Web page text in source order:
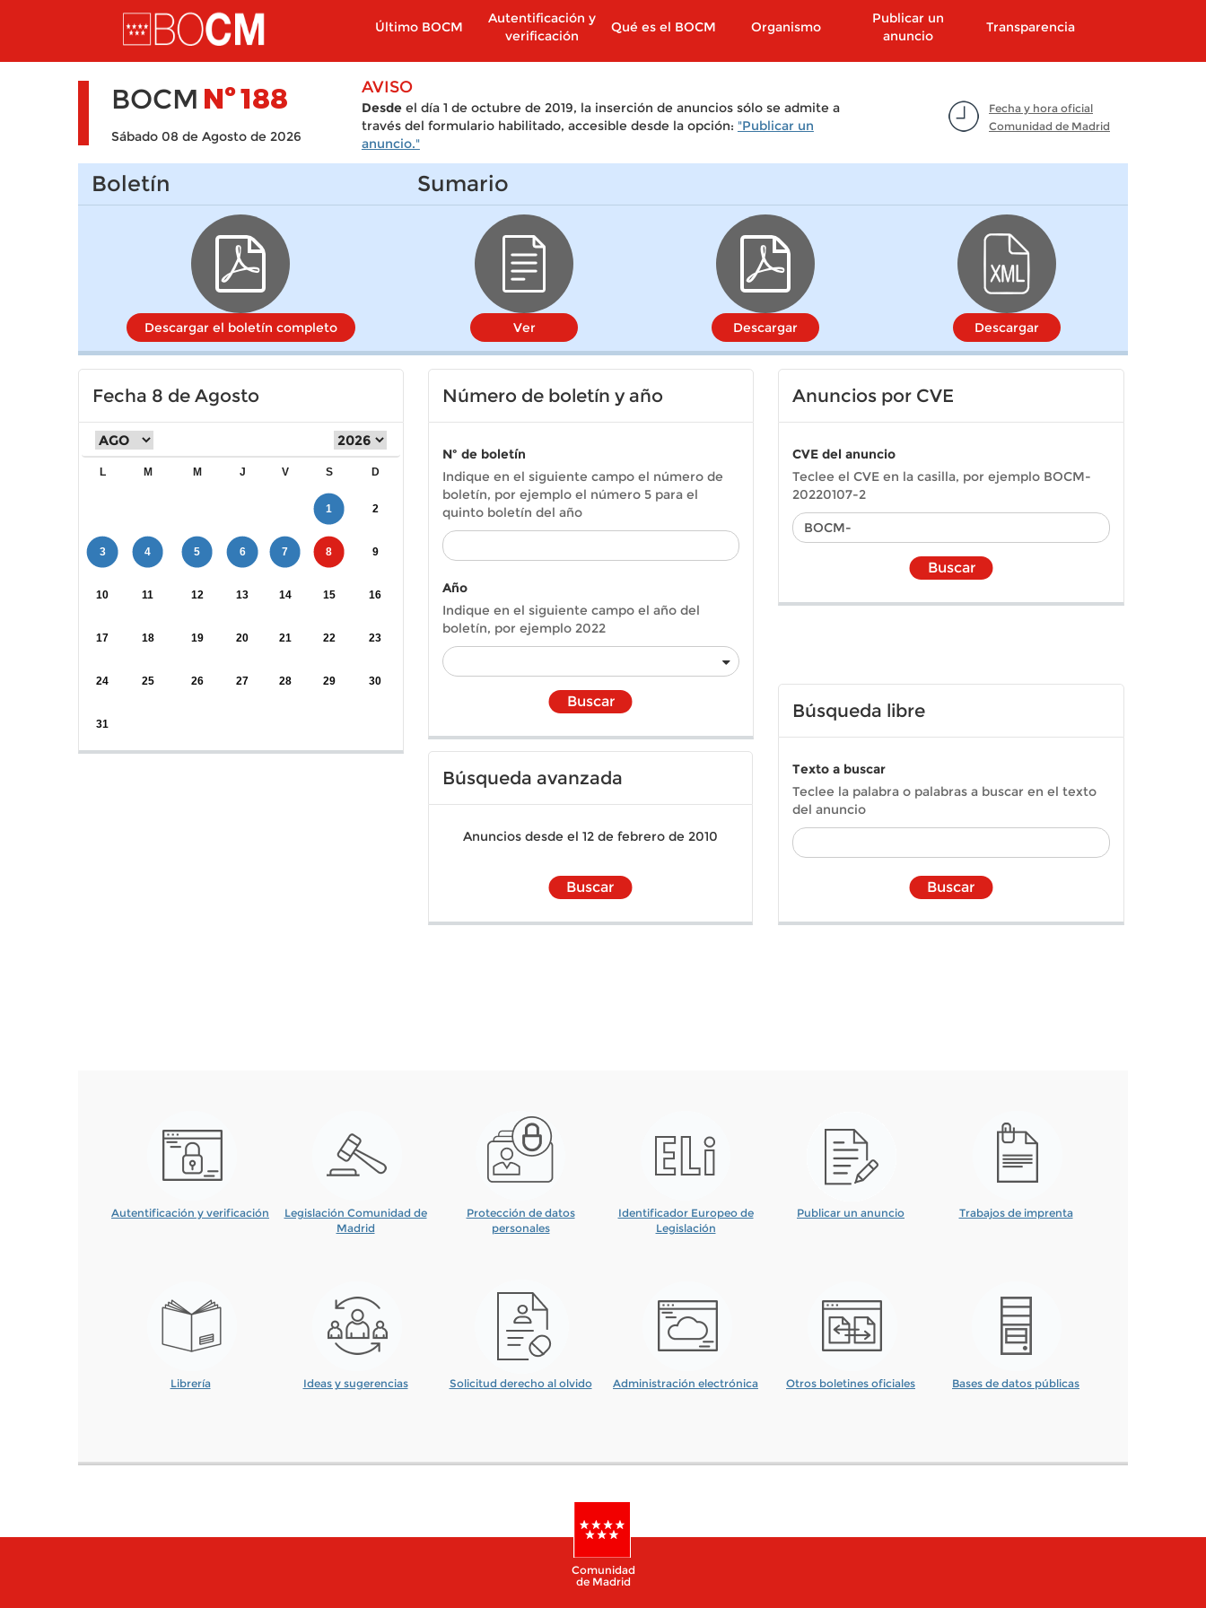
Pasar al contenido principal
Último BOCM
Autentificación y
verificación
Qué es el BOCM Organismo
Publicar un
anuncio
Transparencia
AVISO
Desdeel día 1 de octubre de 2019, la inserción de anuncios sólo se admite a
través del formulario habilitado, accesible desde la opción: "Publicar un
anuncio."
Fecha y hora oficial
Comunidad de Madrid
BOCM Nº188
Sábado 08 de Agosto de 2026
Boletín
Descargar el boletín completo
Sumario
Ver Descargar Descargar
Fecha 8 de Agosto
L M M J V S D
1 2
3 4 5 6 7 8 9
10 11 12 13 14 15 16
17 18 19 20 21 22 23
24 25 26 27 28 29 30
31
Número de boletín y año
Nº de boletín
Indique en el siguiente campo el número de
boletín, por ejemplo el número 5 para el
quinto boletín del año
Año
Indique en el siguiente campo el año del
boletín, por ejemplo 2022
Buscar
Anuncios por CVE
CVE del anuncio
Teclee el CVE en la casilla, por ejemplo BOCM-
20220107-2
Buscar
Búsqueda avanzada
Anuncios desde el 12 de febrero de 2010
Buscar
Búsqueda libre
Texto a buscar
Teclee la palabra o palabras a buscar en el texto
del anuncio
Buscar
Autentificación y verificación
Legislación Comunidad de
Madrid
Protección de datos
personales
Identificador Europeo de
Legislación
Publicar un anuncio Trabajos de imprenta
Librería Ideas y sugerencias Solicitud derecho al olvido Administración electrónica Otros boletines oficiales Bases de datos públicas
Comunidad
de Madrid